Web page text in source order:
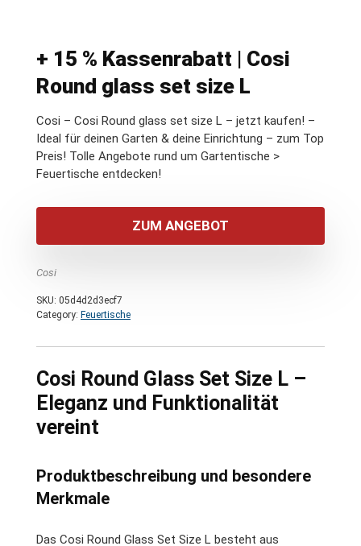
+ 15 % Kassenrabatt | Cosi
Round glass set size L
Cosi – Cosi Round glass set size L – jetzt kaufen! –
Ideal für deinen Garten & deine Einrichtung – zum Top
Preis! Tolle Angebote rund um Gartentische >
Feuertische entdecken!
ZUM ANGEBOT
Cosi
SKU: 05d4d2d3ecf7
Category: Feuertische
Cosi Round Glass Set Size L –
Eleganz und Funktionalität
vereint
Produktbeschreibung und besondere
Merkmale
Das Cosi Round Glass Set Size L besteht aus